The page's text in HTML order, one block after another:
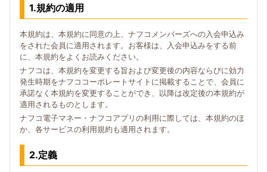
1.規約の適用
本規約は、本規約に同意の上、ナフコメンバーズへの入会申込み
をされた会員に適用されます。お客様は、入会申込みをする前
に、本規約をよくお読みください。
ナフコは、本規約を変更する旨および変更後の内容ならびに効力
発生時期をナフココーポレートサイトに掲載することで、会員に
承諾なく本規約を変更することができ、以降は改定後の本規約が
適用されるものとします。
ナフコ電子マネー・ナフコアプリの利用に際しては、本規約のほ
か、各サービスの利用規約も適用されます。
2.定義